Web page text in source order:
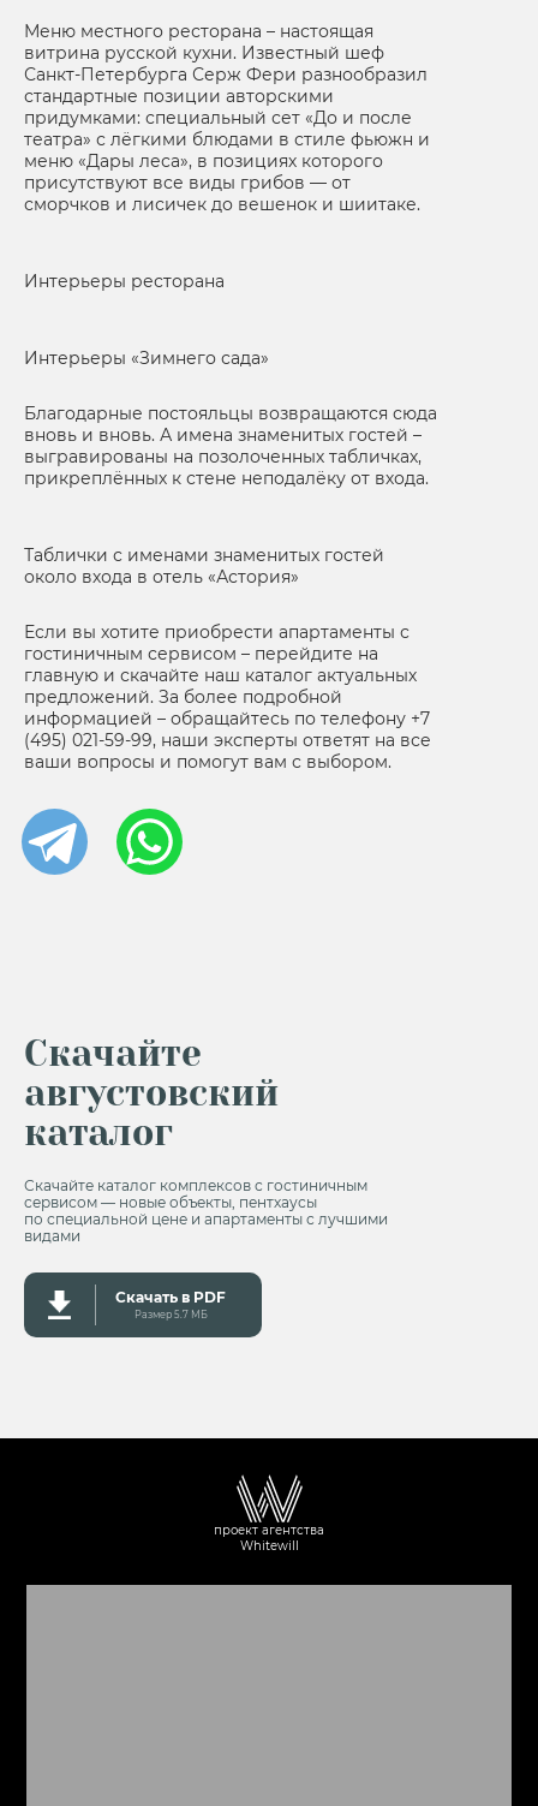
Меню местного ресторана – настоящая
витрина русской кухни. Известный шеф
Санкт-Петербурга Серж Фери разнообразил
стандартные позиции авторскими
придумками: специальный сет «До и после
театра» с лёгкими блюдами в стиле фьюжн и
меню «Дары леса», в позициях которого
присутствуют все виды грибов — от
сморчков и лисичек до вешенок и шиитаке.
Интерьеры ресторана
Интерьеры «Зимнего сада»
Благодарные постояльцы возвращаются сюда
вновь и вновь. А имена знаменитых гостей –
выгравированы на позолоченных табличках,
прикреплённых к стене неподалёку от входа.
Таблички с именами знаменитых гостей
около входа в отель «Астория»
Если вы хотите приобрести апартаменты с
гостиничным сервисом – перейдите на
главную и скачайте наш каталог актуальных
предложений. За более подробной
информацией – обращайтесь по телефону +7
(495) 021-59-99, наши эксперты ответят на все
ваши вопросы и помогут вам с выбором.
Скачайте
августовский
каталог
Скачайте каталог комплексов с гостиничным
сервисом — новые объекты, пентхаусы
по специальной цене и апартаменты с лучшими
видами
Скачать в PDF
Размер 5.7 MБ
проект агентства
Whitewill